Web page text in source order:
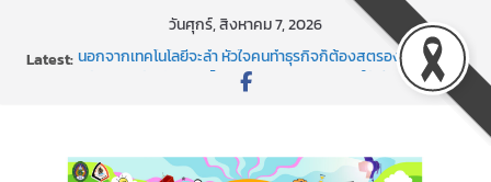
วันศุกร์, สิงหาคม 7, 2026
Latest:นอกจากเทคโนโลยีจะล้ำ หัวใจคนทำธุรกิจก็ต้องสตรอง!
พร้อมลุยแล้ว! ปักหมุดโรดแมป AI อัปสกิลธุรกิจให้พุ่งทะยาน
มรภ.เลย ได้สกิลทันสมัยแบบจัดเต็ม